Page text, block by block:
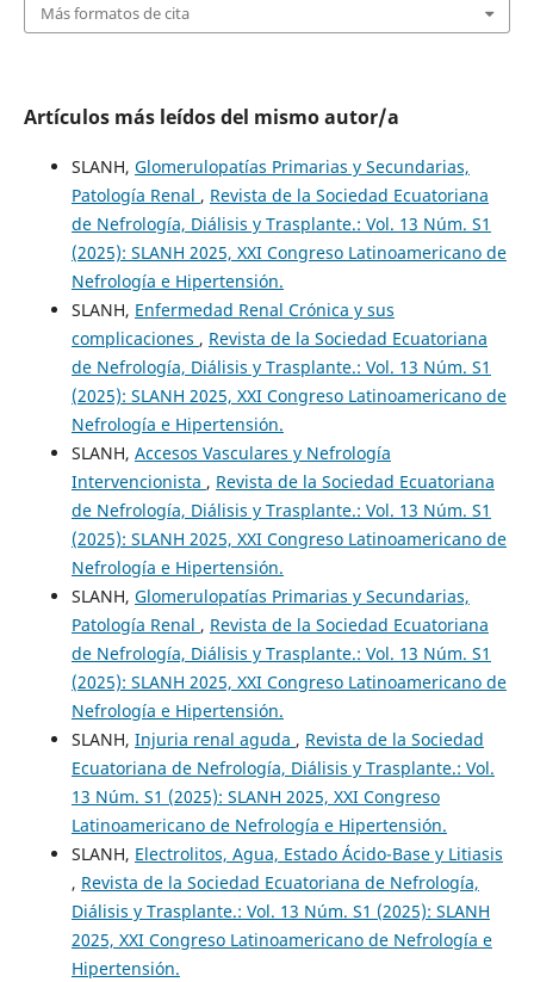
Más formatos de cita
Artículos más leídos del mismo autor/a
SLANH, Glomerulopatías Primarias y Secundarias,
Patología Renal , Revista de la Sociedad Ecuatoriana
de Nefrología, Diálisis y Trasplante.: Vol. 13 Núm. S1
(2025): SLANH 2025, XXI Congreso Latinoamericano de
Nefrología e Hipertensión.
SLANH, Enfermedad Renal Crónica y sus
complicaciones , Revista de la Sociedad Ecuatoriana
de Nefrología, Diálisis y Trasplante.: Vol. 13 Núm. S1
(2025): SLANH 2025, XXI Congreso Latinoamericano de
Nefrología e Hipertensión.
SLANH, Accesos Vasculares y Nefrología
Intervencionista , Revista de la Sociedad Ecuatoriana
de Nefrología, Diálisis y Trasplante.: Vol. 13 Núm. S1
(2025): SLANH 2025, XXI Congreso Latinoamericano de
Nefrología e Hipertensión.
SLANH, Glomerulopatías Primarias y Secundarias,
Patología Renal , Revista de la Sociedad Ecuatoriana
de Nefrología, Diálisis y Trasplante.: Vol. 13 Núm. S1
(2025): SLANH 2025, XXI Congreso Latinoamericano de
Nefrología e Hipertensión.
SLANH, Injuria renal aguda , Revista de la Sociedad
Ecuatoriana de Nefrología, Diálisis y Trasplante.: Vol.
13 Núm. S1 (2025): SLANH 2025, XXI Congreso
Latinoamericano de Nefrología e Hipertensión.
SLANH, Electrolitos, Agua, Estado Ácido-Base y Litiasis
, Revista de la Sociedad Ecuatoriana de Nefrología,
Diálisis y Trasplante.: Vol. 13 Núm. S1 (2025): SLANH
2025, XXI Congreso Latinoamericano de Nefrología e
Hipertensión.